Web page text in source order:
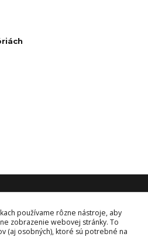
používame rôzne nástroje, aby
zobrazenie webovej stránky. To
(aj osobných), ktoré sú potrebné na